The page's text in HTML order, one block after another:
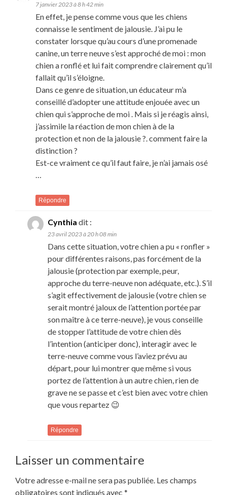
7 janvier 2023 à 8 h 42 min
En effet, je pense comme vous que les chiens
connaisse le sentiment de jalousie. J’ai pu le
constater lorsque qu’au cours d’une promenade
canine, un terre neuve s’est approché de moi : mon
chien a ronflé et lui fait comprendre clairement qu’il
fallait qu’il s’éloigne.
Dans ce genre de situation, un éducateur m’a
conseillé d’adopter une attitude enjouée avec un
chien qui s’approche de moi . Mais si je réagis ainsi,
j’assimile la réaction de mon chien à de la
protection et non de la jalousie ?. comment faire la
distinction ?
Est-ce vraiment ce qu’il faut faire, je n’ai jamais osé
…
Répondre
Cynthia dit :
23 avril 2023 à 20 h 08 min
Dans cette situation, votre chien a pu « ronfler »
pour différentes raisons, pas forcément de la
jalousie (protection par exemple, peur,
approche du terre-neuve non adéquate, etc.). S’il
s’agit effectivement de jalousie (votre chien se
serait montré jaloux de l’attention portée par
son maître à ce terre-neuve), je vous conseille
de stopper l’attitude de votre chien dès
l’intention (anticiper donc), interagir avec le
terre-neuve comme vous l’aviez prévu au
départ, pour lui montrer que même si vous
portez de l’attention à un autre chien, rien de
grave ne se passe et c’est bien avec votre chien
que vous repartez 😉
Répondre
Laisser un commentaire
Votre adresse e-mail ne sera pas publiée. Les champs
obligatoires sont indiqués avec *